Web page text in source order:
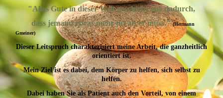
"Alles Gute in dieser Welt geschieht nur dadurch,
dass jemand etwas mehr tut als er muss."(Hermann
Gmeiner)
Dieser Leitspruch charakterisiert meine Arbeit, die ganzheitlich
orientiert ist.
Mein Ziel ist es dabei, dem Körper zu helfen, sich selbst zu
helfen.
Dabei haben Sie als Patient auch den Vorteil, von einem